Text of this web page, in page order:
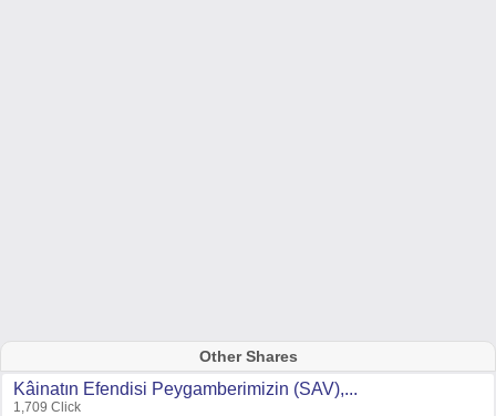
Other Shares
Kâinatın Efendisi Peygamberimizin (SAV),...
1,709 Click